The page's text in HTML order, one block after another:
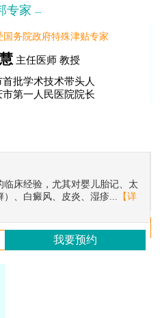
专家 ---
国务院政府特殊津贴专家
主任医师 教授
首批学术技术带头人
市第一人民医院院长
床经验，尤其对婴儿胎记、太
）、白癜风、皮炎、湿疹... 【详
我要预约